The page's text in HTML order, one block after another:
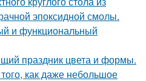
эпоксидной смолы.
и функциональный
праздник цвета и формы.
как даже небольшое